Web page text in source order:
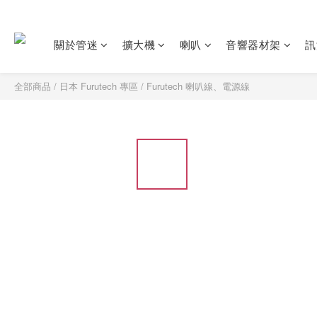
關於管迷 擴大機 喇叭 音響器材架
全部商品 / 日本 Furutech 專區 / Furutech 喇叭線、電源線